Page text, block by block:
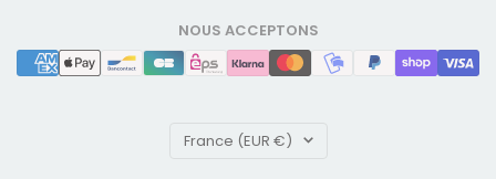
NOUS ACCEPTONS
Pays/région
France (EUR €)